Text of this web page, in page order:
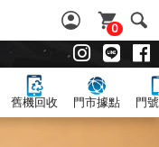
0
舊機回收 門市據點 門